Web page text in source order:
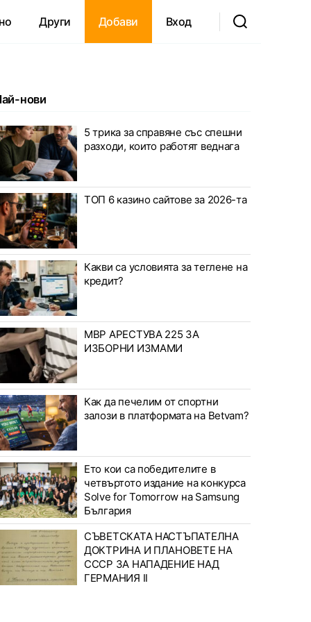
Други Добави Вход
нови
5 трика за справяне със спешни
разходи, които работят веднага
ТОП 6 казино сайтове за 2026-та
Какви са условията за теглене на
кредит?
МВР АРЕСТУВА 225 ЗА
ИЗБОРНИ ИЗМАМИ
Как да печелим от спортни
залози в платформата на Betvam?
Ето кои са победителите в
четвъртото издание на конкурса
Solve for Tomorrow на Samsung
България
СЪВЕТСКАТА НАСТЪПАТЕЛНА
ДОКТРИНА И ПЛАНОВЕТЕ НА
СССР ЗА НАПАДЕНИЕ НАД
ГЕРМАНИЯ II